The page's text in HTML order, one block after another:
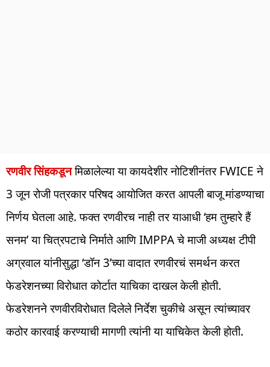
रणवीर सिंहकडूनमिळालेल्या या कायदेशीर नोटिशीनंतर FWICE ने
3 जून रोजी पत्रकार परिषद आयोजित करत आपली बाजू मांडण्याचा
निर्णय घेतला आहे. फक्त रणवीरच नाही तर याआधी ‘हम तुम्हारे हैं
सनम’ या चित्रपटाचे निर्माते आणि IMPPA चे माजी अध्यक्ष टीपी
अग्रवाल यांनीसुद्धा ‘डॉन 3’च्या वादात रणवीरचं समर्थन करत
फेडरेशनच्या विरोधात कोर्टात याचिका दाखल केली होती.
फेडरेशनने रणवीरविरोधात दिलेले निर्देश चुकीचे असून त्यांच्यावर
कठोर कारवाई करण्याची मागणी त्यांनी या याचिकेत केली होती.